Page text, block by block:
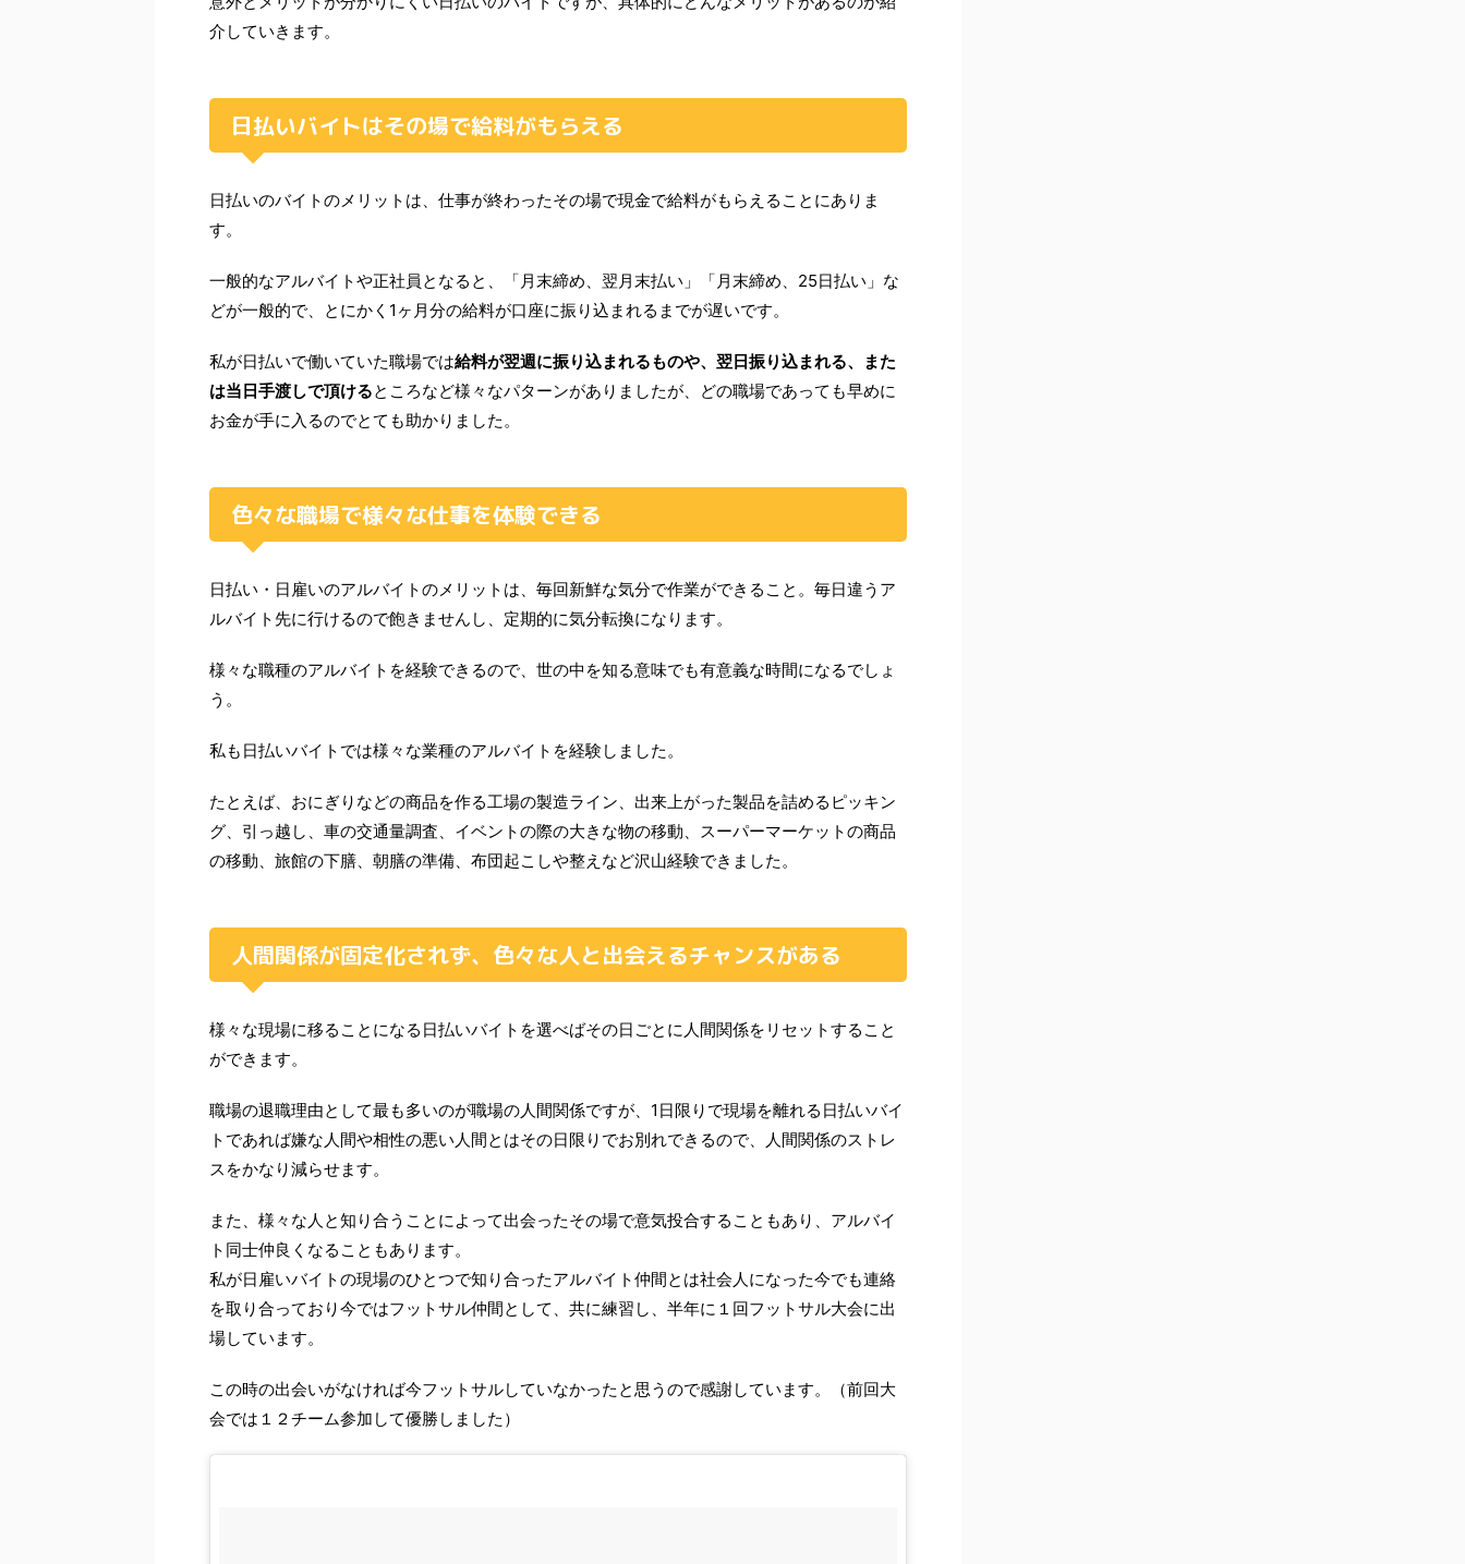
介していきます。
日払いバイトはその場で給料がもらえる
日払いのバイトのメリットは、仕事が終わったその場で現金で給料がもらえることにありま
す。
一般的なアルバイトや正社員となると、「月末締め、翌月末払い」「月末締め、25日払い」な
どが一般的で、とにかく1ヶ月分の給料が口座に振り込まれるまでが遅いです。
私が日払いで働いていた職場では給料が翌週に振り込まれるものや、翌日振り込まれる、また
は当日手渡しで頂けるところなど様々なパターンがありましたが、どの職場であっても早めに
お金が手に入るのでとても助かりました。
色々な職場で様々な仕事を体験できる
日払い・日雇いのアルバイトのメリットは、毎回新鮮な気分で作業ができること。 毎日違うア
ルバイト先に行けるので飽きませんし、定期的に気分転換になります。
様々な職種のアルバイトを経験できるので、世の中を知る意味でも有意義な時間になるでしょ
う。
私も日払いバイトでは様々な業種のアルバイトを経験しました。
たとえば、おにぎりなどの商品を作る工場の製造ライン、出来上がった製品を詰めるピッキン
グ、引っ越し、車の交通量調査、イベントの際の大きな物の移動、スーパーマーケットの商品
の移動、旅館の下膳、朝膳の準備、布団起こしや整えなど沢山経験できました。
人間関係が固定化されず、色々な人と出会えるチャンスがある
様々な現場に移ることになる日払いバイトを選べばその日ごとに人間関係をリセットすること
ができます。
職場の退職理由として最も多いのが職場の人間関係ですが、1日限りで現場を離れる日払いバイ
トであれば嫌な人間や相性の悪い人間とはその日限りでお別れできるので、人間関係のストレ
スをかなり減らせます。
また、様々な人と知り合うことによって出会ったその場で意気投合することもあり、アルバイ
ト同士仲良くなることもあります。
私が日雇いバイトの現場のひとつで知り合ったアルバイト仲間とは社会人になった今でも連絡
を取り合っており今ではフットサル仲間として、共に練習し、半年に１回フットサル大会に出
場しています。
この時の出会いがなければ今フットサルしていなかったと思うので感謝しています。（前回大
会では１２チーム参加して優勝しました）